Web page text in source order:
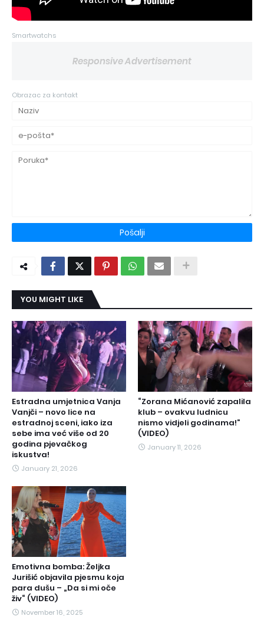
Smartwatchs
Responsive Advertisement
Obrazac za kontakt
YOU MIGHT LIKE
Estradna umjetnica Vanja
Vanjči – novo lice na
estradnoj sceni, iako iza
sebe ima već više od 20
godina pjevačkog
iskustva!
January 21, 2026
“Zorana Mićanović zapalila
klub – ovakvu ludnicu
nismo vidjeli godinama!”
(VIDEO)
January 11, 2026
Emotivna bomba: Željka
Jurišić objavila pjesmu koja
para dušu – „Da si mi oče
živ“ (VIDEO)
November 16, 2025